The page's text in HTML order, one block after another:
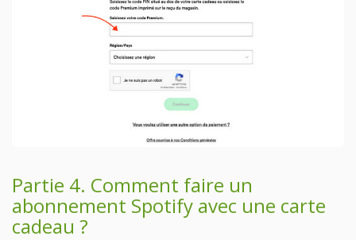
Partie 4. Comment faire un
abonnement Spotify avec une carte
cadeau ?